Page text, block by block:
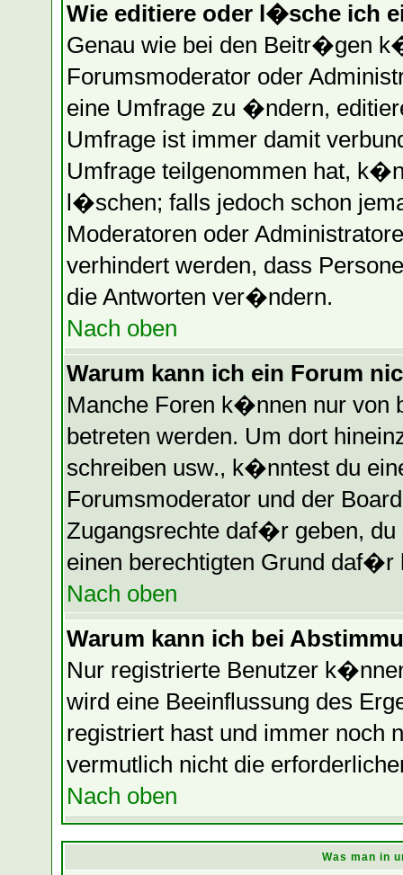
Wie editiere oder l�sche ich
Genau wie bei den Beitr�gen
Forumsmoderator oder
eine Umfrage zu �ndern,
Umfrage ist immer damit
Umfrage teilgenommen hat,
l�schen; falls jedoch schon
Moderatoren oder
verhindert werden, dass
die Antworten ver�ndern.
Nach oben
Warum kann ich ein Forum
Manche Foren k�nnen nur von
betreten werden. Um dort
schreiben usw., k�nntest du
Forumsmoderator und der
Zugangsrechte daf�r geben, du
einen berechtigten Grund daf�r
Nach oben
Warum kann ich bei
Nur registrierte Benutzer
wird eine Beeinflussung des
registriert hast und immer noch
vermutlich nicht die
Nach oben
Was man in